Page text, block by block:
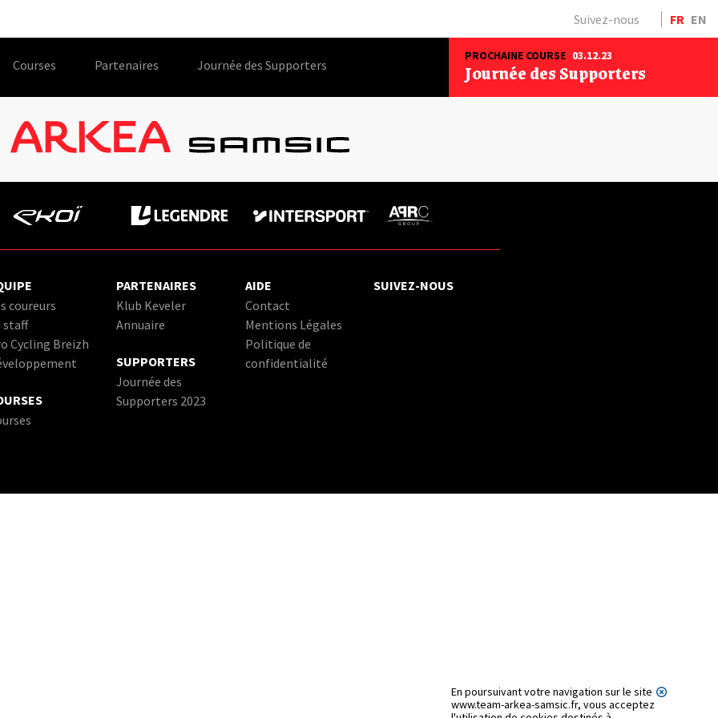
En poursuivant votre navigation sur le site
www.team-arkea-samsic.fr, vous acceptez
Suivez-nous FR EN
Courses Partenaires Journée des Supporters
PROCHAINE COURSE 03.12.23
Journée des Supporters
coureurs
staff
Cycling Breizh
PARTENAIRES
Klub Keveler
Annuaire
SUPPORTERS
Journée des
Supporters 2023
AIDE
Contact
Mentions Légales
Politique de
confidentialité
SUIVEZ-NOUS